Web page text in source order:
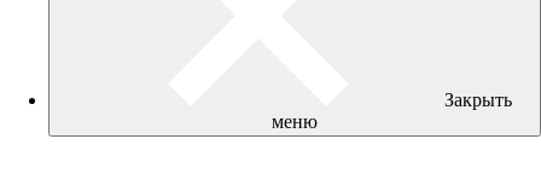
Закрыть
меню